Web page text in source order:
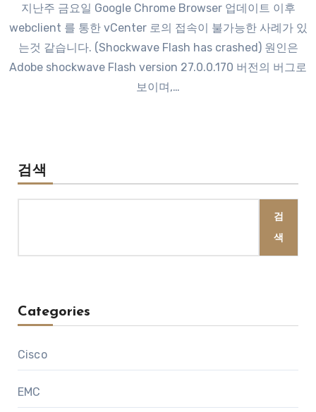
지난주 금요일 Google Chrome Browser 업데이트 이후
webclient 를 통한 vCenter 로의 접속이 불가능한 사례가 있
는것 같습니다. (Shockwave Flash has crashed) 원인은
Adobe shockwave Flash version 27.0.0.170 버전의 버그로
보이며,…
검색
검
색
Categories
Cisco
EMC